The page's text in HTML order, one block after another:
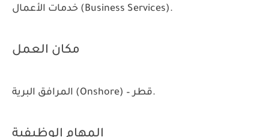
خدمات الأعمال (Business Services).
مكان العمل
المرافق البرية (Onshore) – قطر.